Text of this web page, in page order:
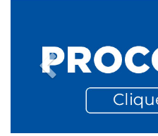
Previous